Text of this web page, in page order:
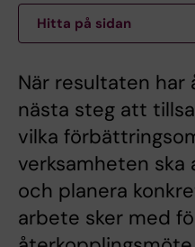
Hitta på sidan
När resultaten har
nästa steg att
vilka
verksamheten
och planera
arbete sker med